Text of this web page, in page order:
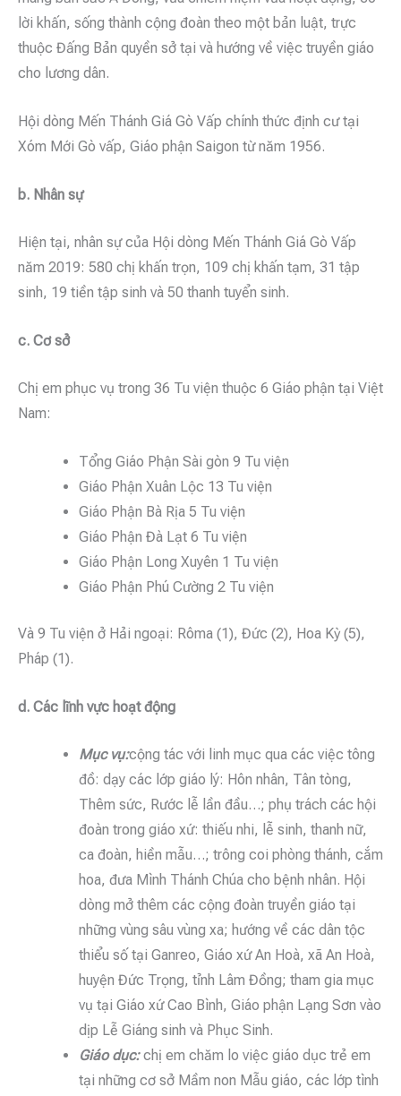
lời khấn, sống thành cộng đoàn theo một bản luật, trực
thuộc Đấng Bản quyền sở tại và hướng về việc truyền giáo
cho lương dân.
Hội dòng Mến Thánh Giá Gò Vấp chính thức định cư tại
Xóm Mới Gò vấp, Giáo phận Saigon từ năm 1956.
b. Nhân sự
Hiện tại, nhân sự của Hội dòng Mến Thánh Giá Gò Vấp
năm 2019: 580 chị khấn trọn, 109 chị khấn tạm, 31 tập
sinh, 19 tiền tập sinh và 50 thanh tuyển sinh.
c. Cơ sở
Chị em phục vụ trong 36 Tu viện thuộc 6 Giáo phận tại Việt
Nam:
Tổng Giáo Phận Sài gòn 9 Tu viện
Giáo Phận Xuân Lộc 13 Tu viện
Giáo Phận Bà Rịa 5 Tu viện
Giáo Phận Đà Lạt 6 Tu viện
Giáo Phận Long Xuyên 1 Tu viện
Giáo Phận Phú Cường 2 Tu viện
Và 9 Tu viện ở Hải ngoại: Rôma (1), Đức (2), Hoa Kỳ (5),
Pháp (1).
d. Các lĩnh vực hoạt động
Mục vụ:cộng tác với linh mục qua các việc tông
đồ: dạy các lớp giáo lý: Hôn nhân, Tân tòng,
Thêm sức, Rước lễ lần đầu…; phụ trách các hội
đoàn trong giáo xứ: thiếu nhi, lễ sinh, thanh nữ,
ca đoàn, hiền mẫu…; trông coi phòng thánh, cắm
hoa, đưa Mình Thánh Chúa cho bệnh nhân. Hội
dòng mở thêm các cộng đoàn truyền giáo tại
những vùng sâu vùng xa; hướng về các dân tộc
thiểu số tại Ganreo, Giáo xứ An Hoà, xã An Hoà,
huyện Đức Trọng, tỉnh Lâm Đồng; tham gia mục
vụ tại Giáo xứ Cao Bình, Giáo phận Lạng Sơn vào
dịp Lễ Giáng sinh và Phục Sinh.
Giáo dục:chị em chăm lo việc giáo dục trẻ em
tại những cơ sở Mầm non Mẫu giáo, các lớp tình